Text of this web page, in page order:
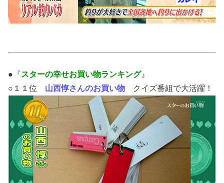
●『スターの幸せお買い物ランキング』
○１１位 山西惇さんのお買い物 クイズ番組で大活躍！